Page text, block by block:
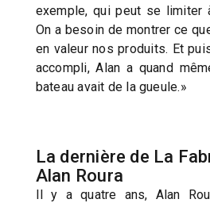
exemple, qui peut se limiter
On a besoin de montrer ce
en valeur nos produits. Et
accompli, Alan a quand
bateau avait de la gueule.»
La dernière de La
Alan Roura
Il y a quatre ans, Alan